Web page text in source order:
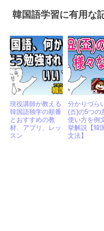
韓国語学習に有用な
現役講師が教える
韓国語独学の順番
とおすすめの教
材、アプリ、レッ
スン
分かりづら
(죠)の5つの
使い方を例
挙解説【韓
文法】